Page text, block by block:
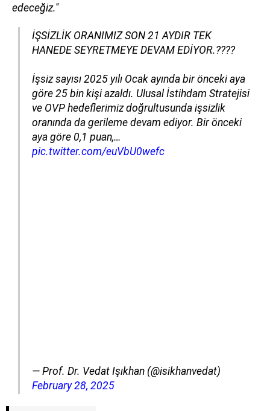
edeceğiz.''
İŞSİZLİK ORANIMIZ SON 21 AYDIR TEK
HANEDE SEYRETMEYE DEVAM EDİYOR.????
İşsiz sayısı 2025 yılı Ocak ayında bir önceki aya
göre 25 bin kişi azaldı. Ulusal İstihdam Stratejisi
ve OVP hedeflerimiz doğrultusunda işsizlik
oranında da gerileme devam ediyor. Bir önceki
aya göre 0,1 puan,…
pic.twitter.com/euVbU0wefc
— Prof. Dr. Vedat Işıkhan (@isikhanvedat)
February 28, 2025